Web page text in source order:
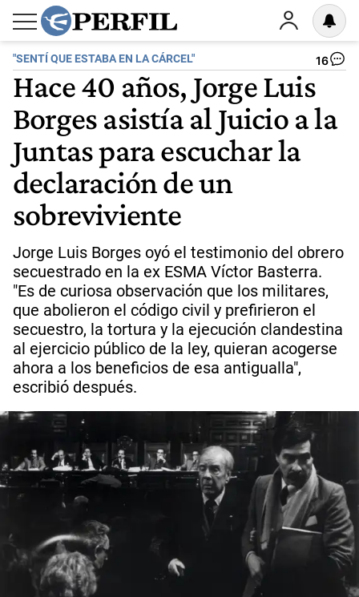
"SENTÍ QUE ESTABA EN LA CÁRCEL" 16
Hace 40 años, Jorge Luis
Borges asistía al Juicio a la
Juntas para escuchar la
declaración de un
sobreviviente
Jorge Luis Borges oyó el testimonio del obrero
secuestrado en la ex ESMA Víctor Basterra.
"Es de curiosa observación que los militares,
que abolieron el código civil y prefirieron el
secuestro, la tortura y la ejecución clandestina
al ejercicio público de la ley, quieran acogerse
ahora a los beneficios de esa antigualla",
escribió después.